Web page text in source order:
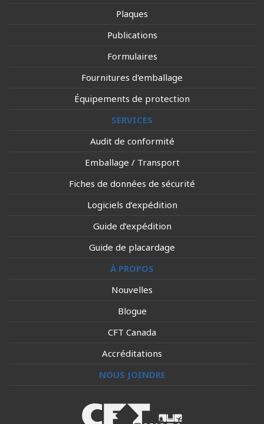
Plaques
Publications
Formulaires
Fournitures d'emballage
Équipements de protection
SERVICES
Audit de conformité
Emballage / Transport
Fiches de données de sécurité
Logiciels d’expédition
Guide d’expédition
Guide de placardage
À PROPOS
Nouvelles
Blogue
CFT Canada
Accréditations
NOUS JOINDRE